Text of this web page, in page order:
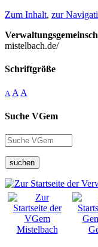
Zum Inhalt, zur
mistelbach.de/
Schriftgröße
A A A
Suche VGem
suchen